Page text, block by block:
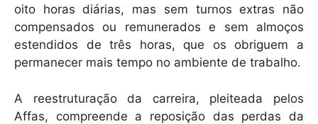
oito horas diárias, mas sem turnos extras não
compensados ou remunerados e sem almoços
estendidos de três horas, que os obriguem a
permanecer mais tempo no ambiente de trabalho.
A reestruturação da carreira, pleiteada pelos
Affas, compreende a reposição das perdas da